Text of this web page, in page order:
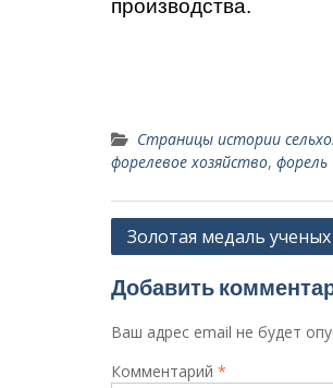
производства.
Страницы истории
форелевое хозяйство, форель
Навигация
записям
Золотая медаль
Добавить
Ваш адрес email не будет
Комментарий *